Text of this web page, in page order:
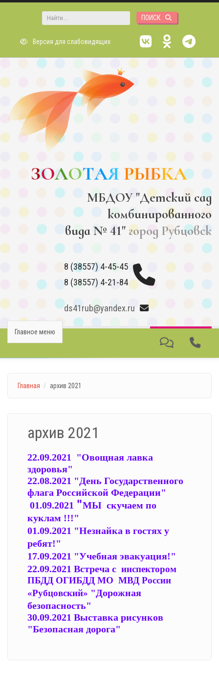
Форма поиска
Версия для слабовидящих
МБДОУ "Детский сад
комбинированного
вида № 41"город Рубцовск
8 (38557) 4-45-45
8 (38557) 4-21-84
ds41rub@yandex.ru
Главное меню
Главная архив 2021
архив 2021
22.09.2021 "Овощная лавка
здоровья"
22.08.2021 "День Государственного
флага Российской Федерации"
01.09.2021 "МЫ скучаем по
куклам !!!"
01.09.2021 "Незнайка в гостях у
ребят!"
17.09.2021 "Учебная эвакуация!"
22.09.2021 Встреча с инспектором
ПБДД ОГИБДД МО МВД России
«Рубцовский» "Дорожная
безопасность"
30.09.2021 Выставка рисунков
"Безопасная дорога"